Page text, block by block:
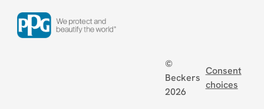
©
Beckers
2026
Consent
choices